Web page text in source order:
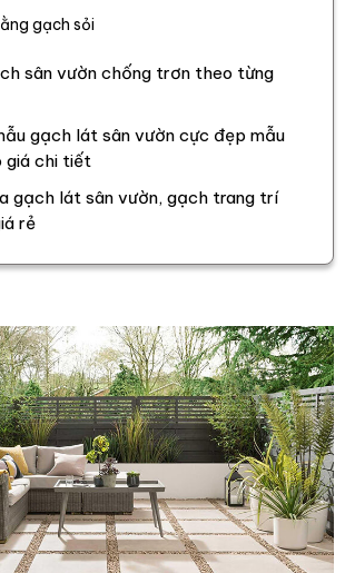
gạch sỏi
sân vườn chống trơn theo từng
gạch lát sân vườn cực đẹp mẫu
giá chi tiết
gạch lát sân vườn, gạch trang trí
rẻ